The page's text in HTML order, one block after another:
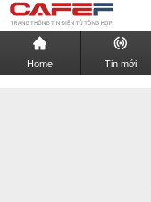
Home Tin mới